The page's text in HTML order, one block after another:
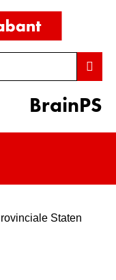
BrainPS
Staten